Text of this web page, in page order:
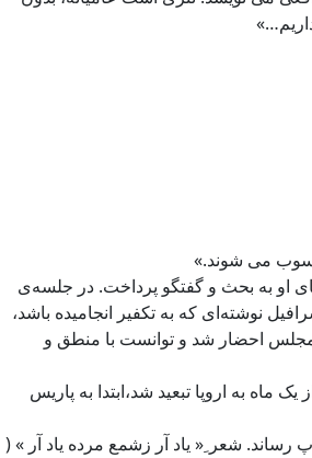
می شوند.»
او به بحث و گفتگو پرداخت. در جلسه‌ی
میرزا به شکایت انجمن اتحادیه طلاب اشاره کرد. آقا سید محمد جعفر نماینده‌ای دیگر تصریح کرد که در شماره‌های ۱۲ و ۱۴ صور اسرافیل نوشته‌ای که به تکفیر انجامیده باشد،
مجلس احضار شد و توانست با منطق و
به اروپا تبعید شد،ابتدا به پاریس
شعر ِ« یاد آر زشمع مرده یاد آر » (